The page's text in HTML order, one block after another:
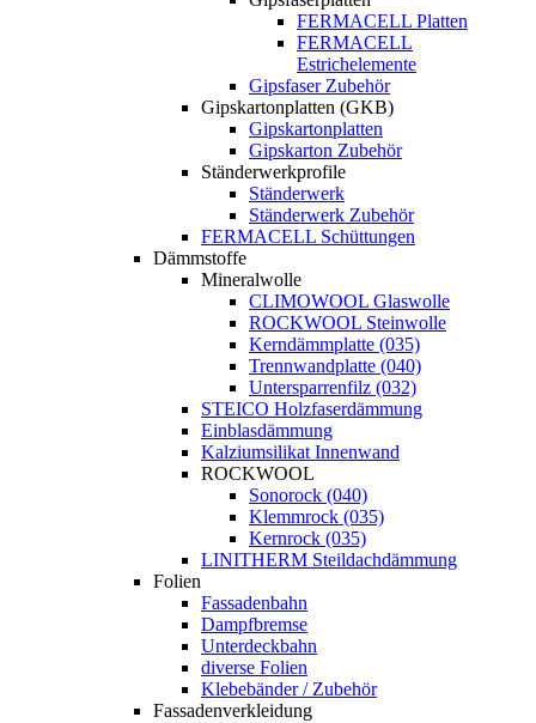
FERMACELL Platten
FERMACELL
Estrichelemente
Gipsfaser Zubehör
Gipskartonplatten (GKB)
Gipskartonplatten
Gipskarton Zubehör
Ständerwerkprofile
Ständerwerk
Ständerwerk Zubehör
FERMACELL Schüttungen
Dämmstoffe
Mineralwolle
CLIMOWOOL Glaswolle
ROCKWOOL Steinwolle
Kerndämmplatte (035)
Trennwandplatte (040)
Untersparrenfilz (032)
STEICO Holzfaserdämmung
Einblasdämmung
Kalziumsilikat Innenwand
ROCKWOOL
Sonorock (040)
Klemmrock (035)
Kernrock (035)
LINITHERM Steildachdämmung
Folien
Fassadenbahn
Dampfbremse
Unterdeckbahn
diverse Folien
Klebebänder / Zubehör
Fassadenverkleidung